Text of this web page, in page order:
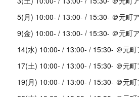
5(月) 10:00- / 13:00- / 15:30- ＠元町
9(金) 10:00- / 13:00- / 15:30- ＠元町
14(水) 10:00- / 13:00- / 15:30- ＠元町
17(土) 10:00- / 13:00- / 15:30- ＠元町
19(月) 10:00- / 13:00- / 15:30- ＠元町